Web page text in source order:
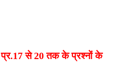
प्र.17 से 20 तक के प्रश्नों के